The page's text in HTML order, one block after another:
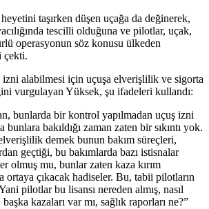
taşırken düşen uçağa da değinerek,
tescilli olduğuna ve pilotlar, uçak,
operasyonun söz konusu ülkeden
çekti.
alabilmesi için uçuşa elverişlilik ve sigorta
vurgulayan Yüksek, şu ifadeleri kullandı:
bunlarda bir kontrol yapılmadan uçuş izni
bakıldığı zaman zaten bir sıkıntı yok.
demek bunun bakım süreçleri,
geçtiği, bu bakımlarda bazı istisnalar
olmuş mu, bunlar zaten kaza kırım
ortaya çıkacak hadiseler. Bu, tabii pilotların
pilotlar bu lisansı nereden almış, nasıl
kazaları var mı, sağlık raporları ne?”